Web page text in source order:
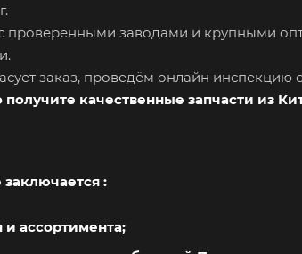
проверенными заводами и крупными
заказ, проведём онлайн
получите качественные запчасти из
заключается :
и ассортимента;